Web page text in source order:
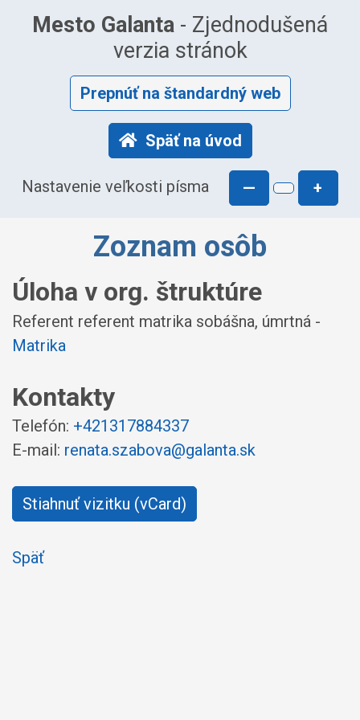
Mesto Galanta - Zjednodušená
verzia stránok
Prepnúť na štandardný web
Späť na úvod
Nastavenie veľkosti písma — +
Zoznam osôb
Úloha v org. štruktúre
Referent referent matrika sobášna, úmrtná -
Matrika
Kontakty
Telefón: +421317884337
E-mail: renata.szabova@galanta.sk
Stiahnuť vizitku (vCard)
Späť